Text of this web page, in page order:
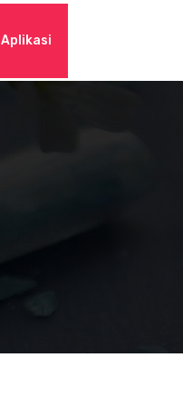
Aplikasi